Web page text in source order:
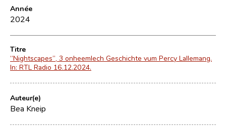
Année
2024
Titre
“Nightscapes”, 3 onheemlech Geschichte vum Percy Lallemang.
In: RTL Radio 16.12.2024.
Auteur(e)
Bea Kneip